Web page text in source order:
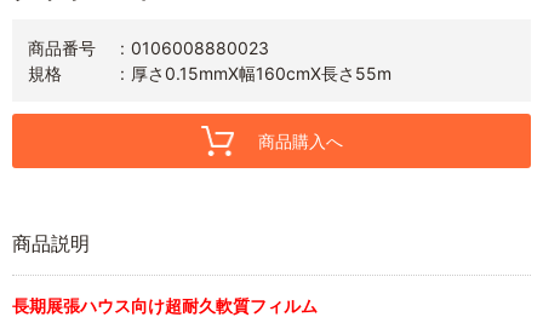
商品番号
0106008880023
規格
厚さ0.15mmX幅160cmX長さ55m
商品購入へ
商品説明
長期展張ハウス向け超耐久軟質フィルム